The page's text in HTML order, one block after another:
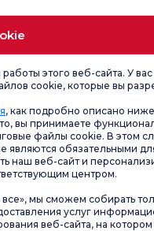
этого веб-сайта. У вас
cookie, которые вы
, как подробно описано
вы принимаете
файлы cookie. В этом
являются обязательными
наш веб-сайт и
центром.
мы сможем собирать
услуг
веб-сайта, на